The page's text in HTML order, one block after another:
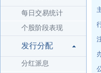
每日交易统计
个股阶段表现
发行分配
分红派息